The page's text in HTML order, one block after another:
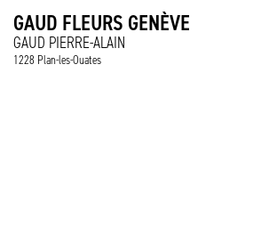
GAUD FLEURS GENÈVE
GAUD PIERRE-ALAIN
1228 Plan-les-Ouates